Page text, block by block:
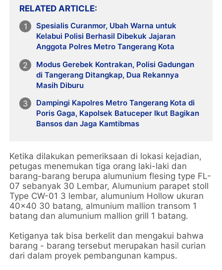
RELATED ARTICLE
Spesialis Curanmor, Ubah Warna untuk
Kelabui Polisi Berhasil Dibekuk Jajaran
Anggota Polres Metro Tangerang Kota
Modus Gerebek Kontrakan, Polisi Gadungan
di Tangerang Ditangkap, Dua Rekannya
Masih Diburu
Dampingi Kapolres Metro Tangerang Kota di
Poris Gaga, Kapolsek Batuceper Ikut Bagikan
Bansos dan Jaga Kamtibmas
Ketika dilakukan pemeriksaan di lokasi kejadian,
petugas menemukan tiga orang laki-laki dan
barang-barang berupa alumunium flesing type FL-
07 sebanyak 30 Lembar, Alumunium parapet stoll
Type CW-01 3 lembar, alumunium Hollow ukuran
40x40 30 batang, almunium mallion transom 1
batang dan alumunium mallion grill 1 batang.
Ketiganya tak bisa berkelit dan mengakui bahwa
barang - barang tersebut merupakan hasil curian
dari dalam proyek pembangunan kampus.